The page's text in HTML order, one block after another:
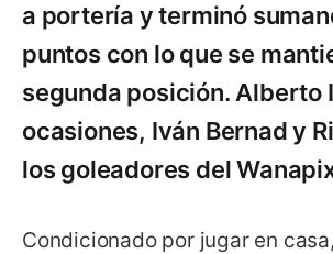
a portería y terminó
puntos con lo que se
segunda posición. Alberto
ocasiones, Iván Bernad y
los goleadores del
Condicionado por jugar en